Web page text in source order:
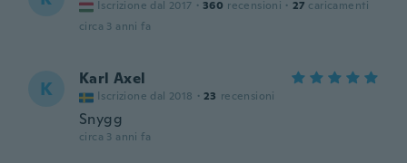
Iscrizione dal 2017 · 360 recensioni · 27 caricamenti
circa 3 anni fa
K Karl Axel
Iscrizione dal 2018 · 23 recensioni
Snygg
circa 3 anni fa